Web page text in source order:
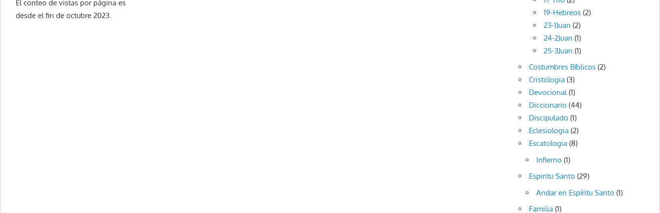
El conteo de vistas por página es
desde el fin de octubre 2023.
19-Hebreos (2)
23-1Juan (2)
24-2Juan (1)
25-3Juan (1)
Costumbres Bíblicos (2)
Cristologia (3)
Devocional(1)
Diccionario (44)
Discipulado (1)
Eclesiologia (2)
Escatologia (8)
Infierno (1)
Espiritu Santo (29)
Andar en Espíritu Santo (1)
Familia (1)